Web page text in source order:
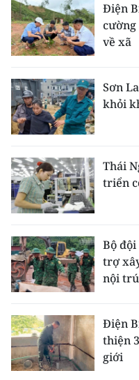
Điện
cường
về xã
Sơn
khỏi
Thái
triển
Bộ
trợ
nội
Điện
thiện
giới